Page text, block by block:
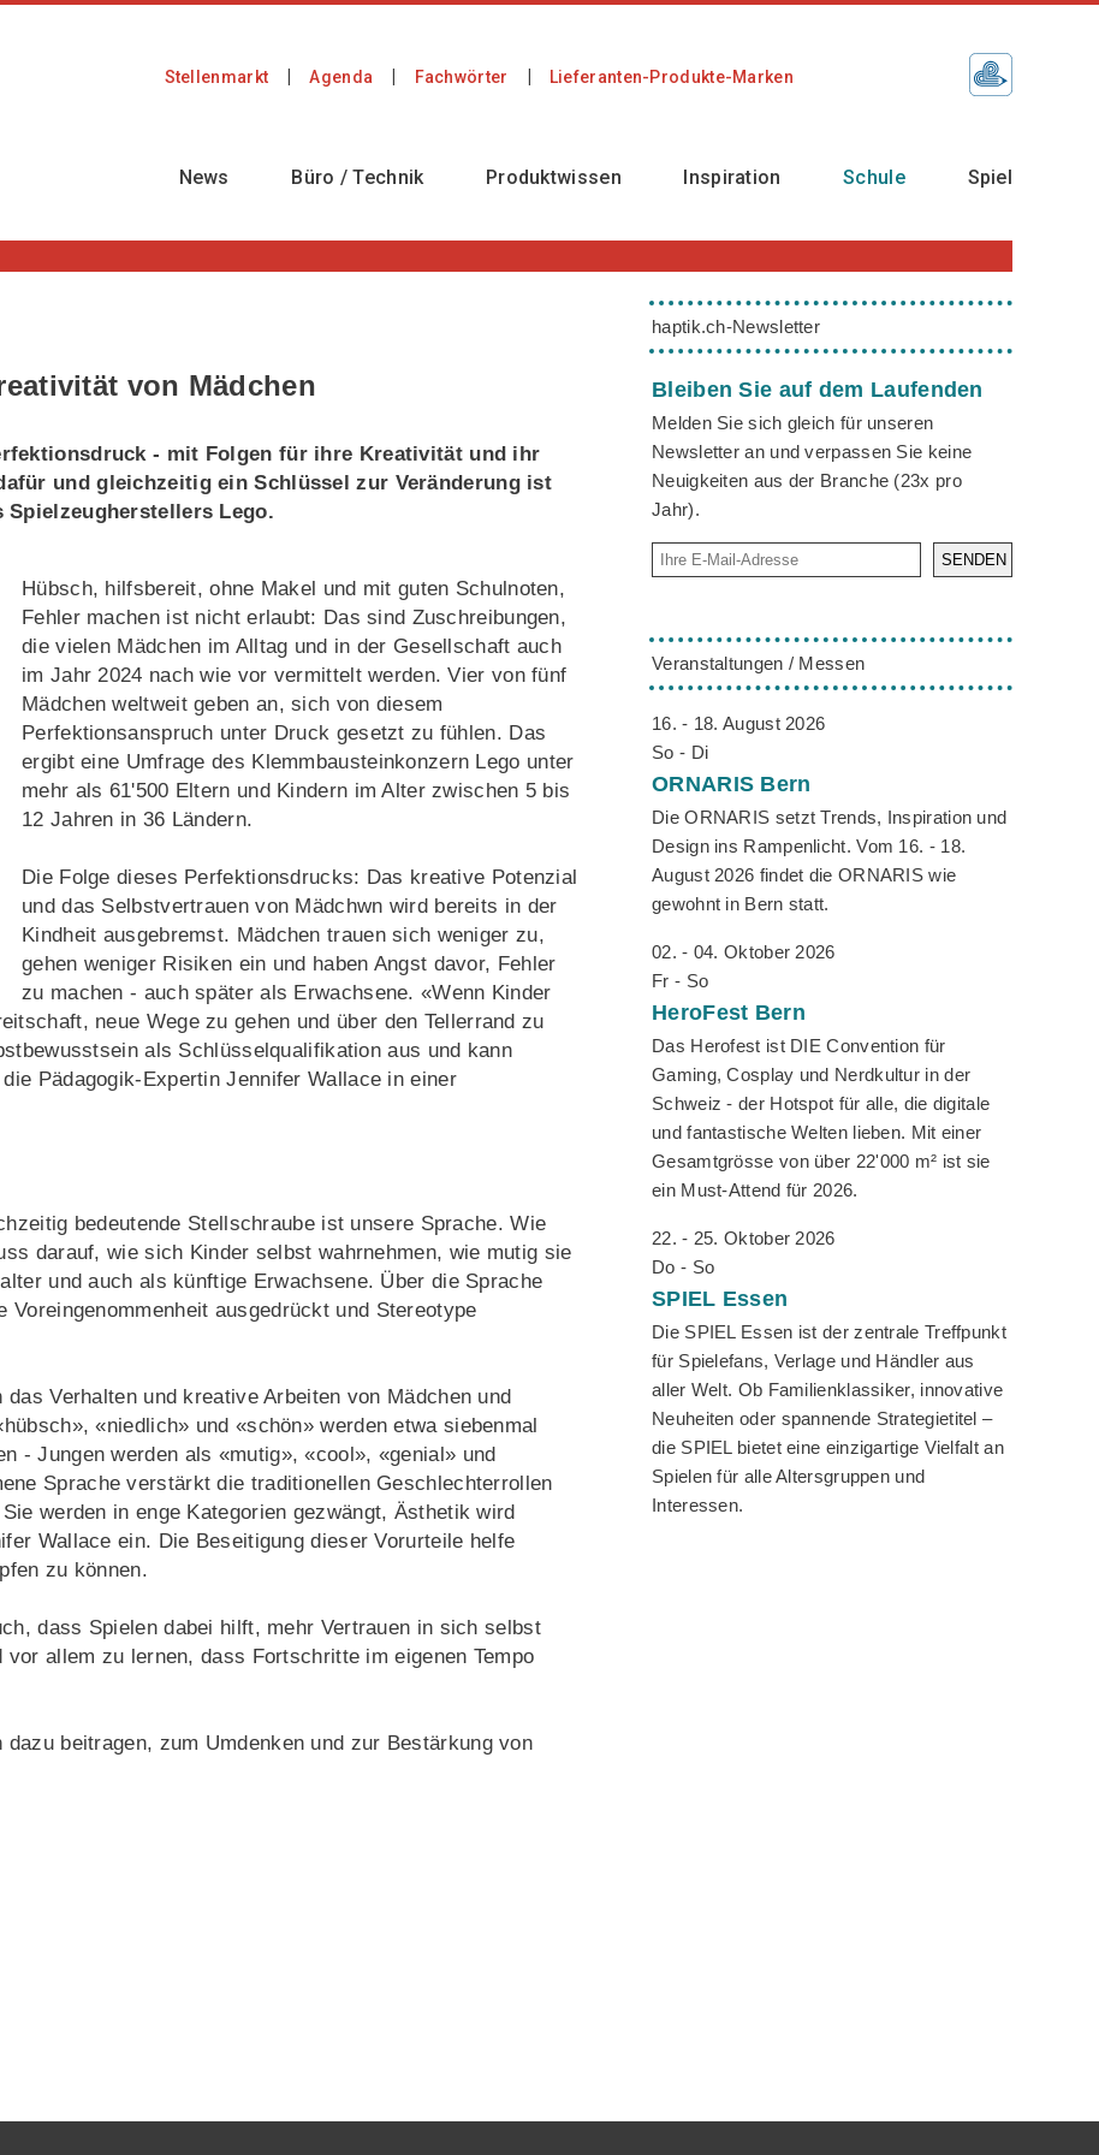
Stellenmarkt Agenda Fachwörter Lieferanten-Produkte-Marken
News Büro / Technik Produktwissen Inspiration Schule Spiel
von Mädchen
- mit Folgen für ihre Kreativität und ihr
und gleichzeitig ein Schlüssel zur Veränderung ist
Spielzeugherstellers Lego.
Hübsch, hilfsbereit, ohne Makel und mit guten Schulnoten,
Fehler machen ist nicht erlaubt: Das sind Zuschreibungen,
die vielen Mädchen im Alltag und in der Gesellschaft auch
im Jahr 2024 nach wie vor vermittelt werden. Vier von fünf
Mädchen weltweit geben an, sich von diesem
Perfektionsanspruch unter Druck gesetzt zu fühlen. Das
ergibt eine Umfrage des Klemmbausteinkonzern Lego unter
mehr als 61'500 Eltern und Kindern im Alter zwischen 5 bis
12 Jahren in 36 Ländern.
Die Folge dieses Perfektionsdrucks: Das kreative Potenzial
und das Selbstvertrauen von Mädchwn wird bereits in der
Kindheit ausgebremst. Mädchen trauen sich weniger zu,
gehen weniger Risiken ein und haben Angst davor, Fehler
zu machen - auch später als Erwachsene. «Wenn Kinder
neue Wege zu gehen und über den Tellerrand zu
als Schlüsselqualifikation aus und kann
Pädagogik-Expertin Jennifer Wallace in einer
bedeutende Stellschraube ist unsere Sprache. Wie
darauf, wie sich Kinder selbst wahrnehmen, wie mutig sie
und auch als künftige Erwachsene. Über die Sprache
ausgedrückt und Stereotype
Verhalten und kreative Arbeiten von Mädchen und
«niedlich» und «schön» werden etwa siebenmal
- Jungen werden als «mutig», «cool», «genial» und
Sprache verstärkt die traditionellen Geschlechterrollen
werden in enge Kategorien gezwängt, Ästhetik wird
Wallace ein. Die Beseitigung dieser Vorurteile helfe
zu können.
dass Spielen dabei hilft, mehr Vertrauen in sich selbst
allem zu lernen, dass Fortschritte im eigenen Tempo
beitragen, zum Umdenken und zur Bestärkung von
haptik.ch-Newsletter
Bleiben Sie auf dem Laufenden
Melden Sie sich gleich für unseren
Newsletter an und verpassen Sie keine
Neuigkeiten aus der Branche (23x pro
Jahr).
SENDEN
Veranstaltungen / Messen
16. - 18. August 2026
So - Di
ORNARIS Bern
Die ORNARIS setzt Trends, Inspiration und
Design ins Rampenlicht. Vom 16. - 18.
August 2026 findet die ORNARIS wie
gewohnt in Bern statt.
02. - 04. Oktober 2026
Fr - So
HeroFest Bern
Das Herofest ist DIE Convention für
Gaming, Cosplay und Nerdkultur in der
Schweiz - der Hotspot für alle, die digitale
und fantastische Welten lieben. Mit einer
Gesamtgrösse von über 22'000 m² ist sie
ein Must-Attend für 2026.
22. - 25. Oktober 2026
Do - So
SPIEL Essen
Die SPIEL Essen ist der zentrale Treffpunkt
für Spielefans, Verlage und Händler aus
aller Welt. Ob Familienklassiker, innovative
Neuheiten oder spannende Strategietitel –
die SPIEL bietet eine einzigartige Vielfalt an
Spielen für alle Altersgruppen und
Interessen.